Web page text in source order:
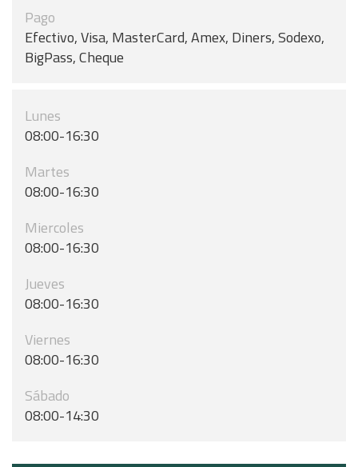
Pago
Efectivo, Visa, MasterCard, Amex, Diners, Sodexo,
BigPass, Cheque
Lunes
08:00-16:30
Martes
08:00-16:30
Miercoles
08:00-16:30
Jueves
08:00-16:30
Viernes
08:00-16:30
Sábado
08:00-14:30